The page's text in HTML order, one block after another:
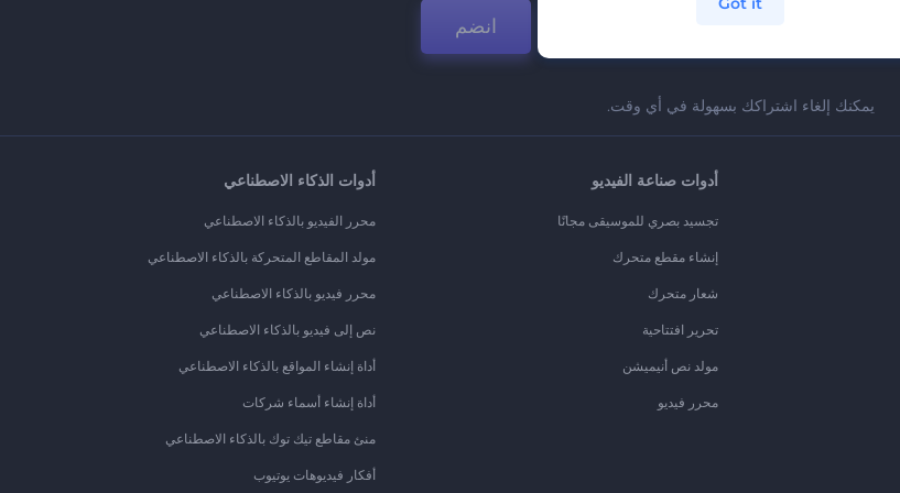
انضم
يمكنك إلغاء اشتراكك بسهولة في أي وقت.
أدوات صناعة الفيديو
تجسيد بصري للموسيقى مجانًا
إنشاء مقطع متحرك
شعار متحرك
تحرير افتتاحية
مولد نص أنيميشن
محرر فيديو
أدوات الذكاء الاصطناعي
محرر الفيديو بالذكاء الاصطناعي
مولد المقاطع المتحركة بالذكاء الاصطناعي
محرر فيديو بالذكاء الاصطناعي
نص إلى فيديو بالذكاء الاصطناعي
أداة إنشاء المواقع بالذكاء الاصطناعي
أداة إنشاء أسماء شركات
منئ مقاطع تيك توك بالذكاء الاصطناعي
أفكار فيديوهات يوتيوب